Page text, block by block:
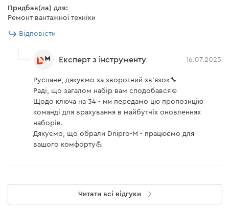
Придбав(ла) для:
Ремонт вантажної техніки
Відповісти
Експерт з інструменту 16.07.2025
Руслане, дякуємо за зворотний зв’язок🔧
Раді, що загалом набір вам сподобався☺️
Щодо ключа на 34 - ми передамо цю пропозицію
команді для врахування в майбутніх оновленнях
наборів.
Дякуємо, що обрали Dnipro-M - працюємо для
вашого комфорту💪
Читати всі відгуки